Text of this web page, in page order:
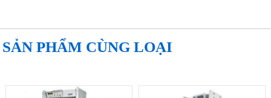
SẢN PHẨM CÙNG LOẠI